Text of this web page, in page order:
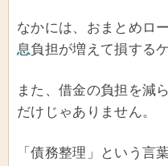
なかには、おまとめロ
息負担が増えて損する
また、借金の負担を減
だけじゃありません。
「債務整理」という言